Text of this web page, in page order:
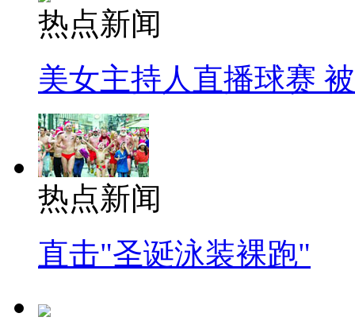
热点新闻
美女主持人直播球赛
热点新闻
直击"圣诞泳装裸跑"